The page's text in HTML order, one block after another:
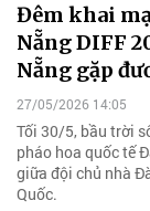
Đêm khai
Nẵng DIFF
Nẵng gặp
27/05/2026 14:05
Tối 30/5, bầu trời
pháo hoa quốc tế
giữa đội chủ nhà
Quốc.